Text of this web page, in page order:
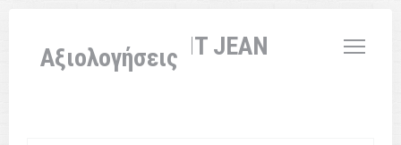
L'AUBERGE SAINT JEAN
Αξιολογήσεις